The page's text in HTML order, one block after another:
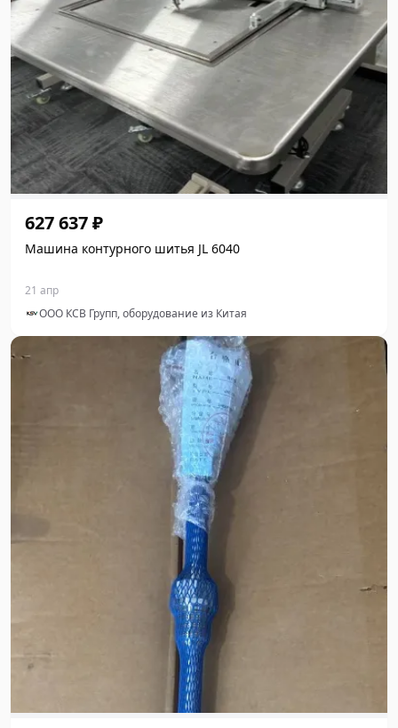
627 637 ₽
Машина контурного шитья JL 6040
21 апр
ООО КСВ Групп, оборудование из Китая